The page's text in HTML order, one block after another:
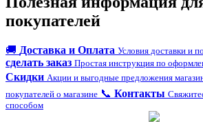
покупателей
🚚 Доставка и Оплата Условия доставки и
сделать заказ Простая инструкция по
Скидки Акции и выгодные предложения
покупателей о магазине 📞 Контакты
способом